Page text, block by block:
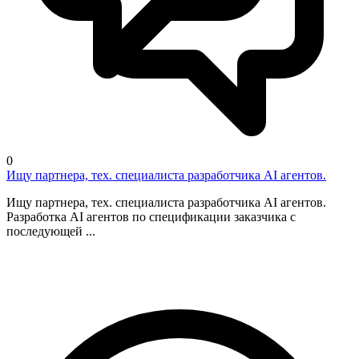
0
Ищу партнера, тех. специалиста разработчика AI агентов.
Ищу партнера, тех. специалиста разработчика AI агентов.
Разработка AI агентов по спецификации заказчика с
последующей ...